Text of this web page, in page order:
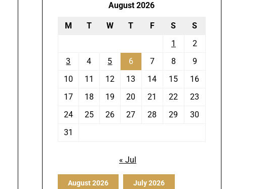
August 2026
M T W T F S
S
1
2
3
4 5 6 7 8
9
10
11 12 13 14 15
16
17
18 19 20 21 22
23
24
25 26 27 28 29
30
31
« Jul
August 2026 July 2026